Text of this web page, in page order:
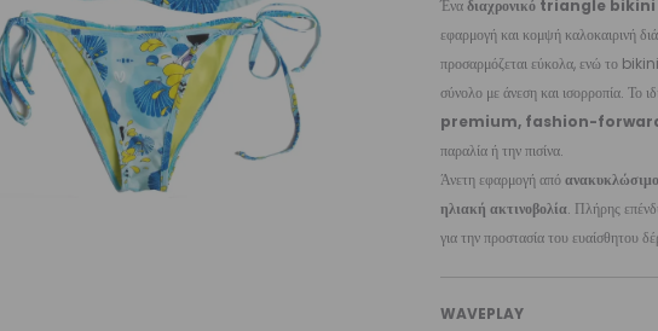
Έναδιαχρονικό triangle
εφαρμογή και κομψή καλοκαιρινή
προσαρμόζεται εύκολα, ενώ το
σύνολο με άνεση και ισορροπία. Το
premium, fashion-
παραλία ή την πισίνα.
Άνετη εφαρμογή από
ηλιακή ακτινοβολία. Πλήρης
για την προστασία του ευαίσθητου
WAVEPLAY